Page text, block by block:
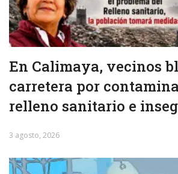
En Calimaya, vecinos
carretera por
relleno sanitario e
3 agosto, 2026